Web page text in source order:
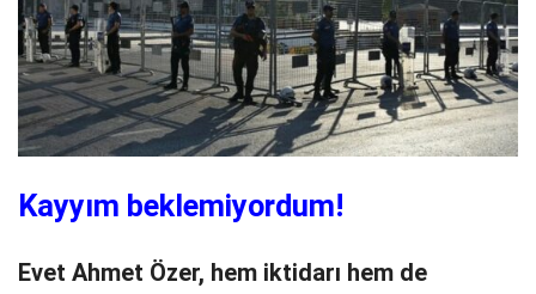
Kayyım beklemiyordum!
Evet Ahmet Özer, hem iktidarı hem de